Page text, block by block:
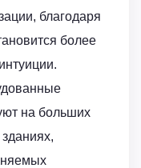
благодаря
более
на больших